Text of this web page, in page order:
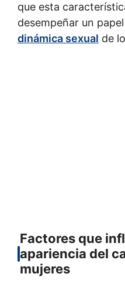
que esta
desempeñar un
dinámica sexual de
Factores que
apariencia del
mujeres